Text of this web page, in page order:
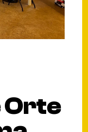
Orte